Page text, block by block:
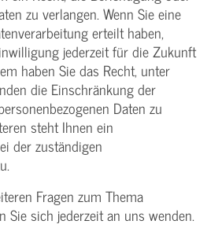
zu verlangen. Wenn Sie eine
erteilt haben,
jederzeit für die Zukunft
haben Sie das Recht, unter
die Einschränkung der
Daten zu
steht Ihnen ein
der zuständigen
Fragen zum Thema
Sie sich jederzeit an uns wenden.